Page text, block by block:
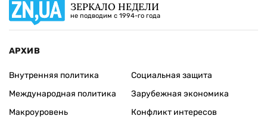
ЗЕРКАЛО НЕДЕЛИ
не подводим с 1994-го года
АРХИВ
Внутренняя политика
Международная политика
Макроуровень
Социальная защита
Зарубежная экономика
Конфликт интересов